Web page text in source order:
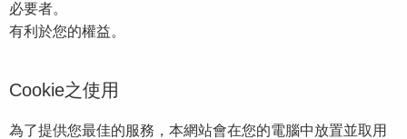
必要者。
有利於您的權益。
Cookie之使用
為了提供您最佳的服務，本網站會在您的電腦中放置並取用